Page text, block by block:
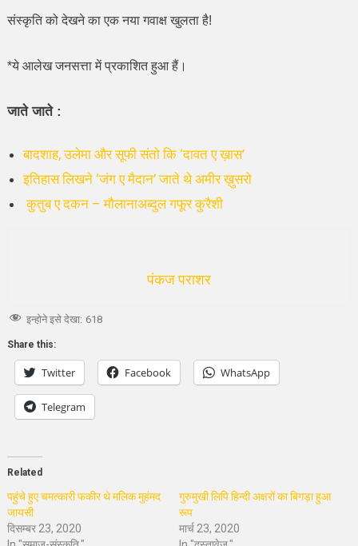
संस्कृति को देखने का एक नया गवाक्ष खुलता है!
*ये आलेख जनसत्ता में प्रकाशित हुआ हैं।
जाते जाते :
बादशाह, उलेमा और सूफी संतो कि ‘दावत ए ख़ास’
इतिहास लिखने ‘जंग ए मैदान’ जाते थे अमीर ख़ुसरो
कुतुब ए दकन – मौलानाअब्दुल गफूर कुरैशी
पंकज पराशर
इन्होने इसे देखा: 618
Share this:
Twitter Facebook WhatsApp
Telegram
Related
पहुंचे हुए चमत्कारी फकीर थे मलिक मुहंमद
जायसी
दिसम्बर 23, 2020
गुरुमुखी लिपि हिन्दी अक्षरों का बिगड़ा हुआ
रूप
मार्च 23, 2020